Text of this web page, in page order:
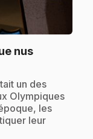
nus.
un des
Olympiques
les
leur